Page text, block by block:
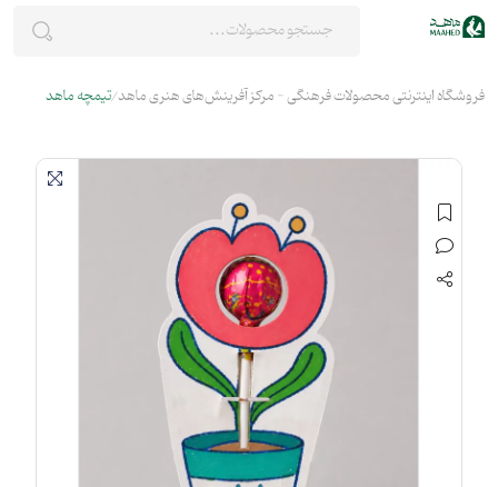
فروشگاه اینترنتی محصولات فرهنگی - مرکز آفرینش‌های هنری ماهد تیمچه ماهد